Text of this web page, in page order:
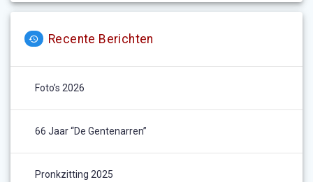
Recente Berichten
Foto’s 2026
66 Jaar “De Gentenarren”
Pronkzitting 2025